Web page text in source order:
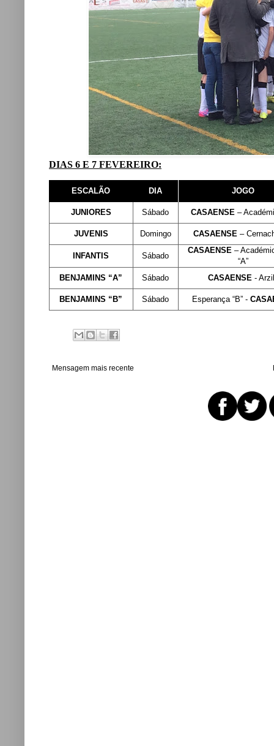
DIAS 6 E 7 FEVEREIRO:
ESCALÃO DIA JOGO
JUNIORES Sábado CASAENSE –
JUVENIS Domingo CASAENSE –
INFANTIS Sábado
CASAENSE –
“A”
BENJAMINS “A”
Sábado CASAENSE -
BENJAMINS “B” Sábado Esperança “B” -
Mensagem mais recente